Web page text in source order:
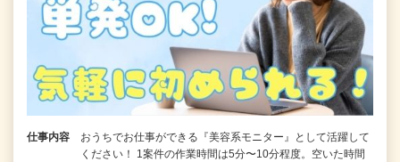
仕事内容
おうちでお仕事ができる『美容系モニター』として活躍して
ください！ 1案件の作業時間は5分〜10分程度。空いた時間